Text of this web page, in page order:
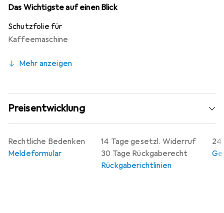
jederzeit rückstandsfrei entfernt werden, ohne
Herstellergarantie von 10 Jahren ist dieser Displayschutz
ein langlebiges und zuverlässiges Produkt, das in
Das Wichtigste auf einen Blick
Schutzfolie für
Kaffeemaschine
Mehr anzeigen
Preisentwicklung
14 Tage gesetzl. Widerruf
30 Tage Rückgaberecht
Rückgaberichtlinien
24
Rechtliche Bedenken
Meldeformular